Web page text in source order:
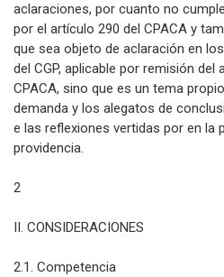
aclaraciones, por cuanto no
por el artículo 290 del CPACA y
que sea objeto de aclaración en
del CGP, aplicable por remisión del
CPACA, sino que es un tema
demanda y los alegatos de
e las reflexiones vertidas por en la
providencia.
2
II. CONSIDERACIONES
2.1. Competencia